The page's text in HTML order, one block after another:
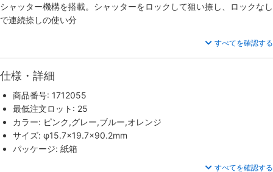
シャッター機構を搭載。シャッターをロックして狙い捺し、ロックなし
で連続捺しの使い分
すべてを確認する
仕様・詳細
商品番号: 1712055
最低注文ロット: 25
カラー: ピンク,グレー,ブルー,オレンジ
サイズ: φ15.7×19.7×90.2mm
パッケージ: 紙箱
すべてを確認する